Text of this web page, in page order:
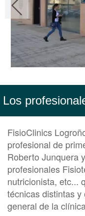
Los
FisioClinics
profesional de
Roberto Junquera
profesionales
nutricionista, etc...
técnicas distintas
general de la